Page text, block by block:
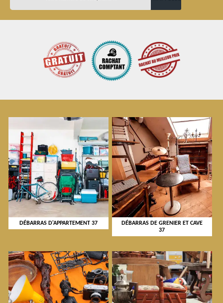
DÉBARRAS D'APPARTEMENT 37
DÉBARRAS DE GRENIER ET CAVE
37